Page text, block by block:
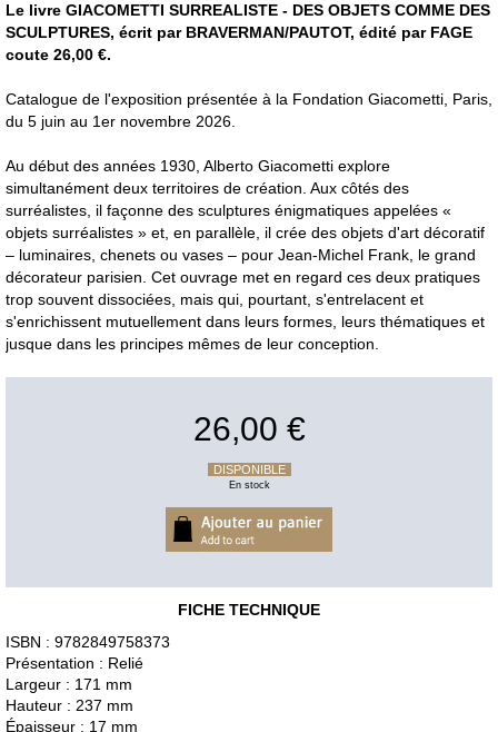
Le livre GIACOMETTI SURREALISTE - DES OBJETS COMME DES
SCULPTURES, écrit par BRAVERMAN/PAUTOT, édité par FAGE
coute 26,00 €.
Catalogue de l'exposition présentée à la Fondation Giacometti, Paris,
du 5 juin au 1er novembre 2026.
Au début des années 1930, Alberto Giacometti explore
simultanément deux territoires de création. Aux côtés des
surréalistes, il façonne des sculptures énigmatiques appelées «
objets surréalistes » et, en parallèle, il crée des objets d'art décoratif
– luminaires, chenets ou vases – pour Jean-Michel Frank, le grand
décorateur parisien. Cet ouvrage met en regard ces deux pratiques
trop souvent dissociées, mais qui, pourtant, s'entrelacent et
s'enrichissent mutuellement dans leurs formes, leurs thématiques et
jusque dans les principes mêmes de leur conception.
26,00 €
DISPONIBLE
En stock
FICHE TECHNIQUE
ISBN : 9782849758373
Présentation : Relié
Largeur : 171 mm
Hauteur : 237 mm
Épaisseur : 17 mm